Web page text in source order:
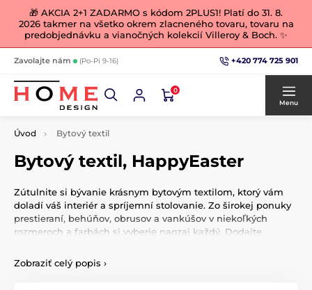
🎁 AKCIA 2+1 ZADARMO s kódom 2PLUS1! Platí do 31. 8.
2026 takmer na všetko okrem zlacneného tovaru, tovaru na
predobjednávku a vianočných kolekcií Villeroy & Boch. ✨
Zavolajte nám (Po-Pi 9-16) +420 774 725 901
0
Menu
Úvod Bytový textil
Bytový textil, HappyEaster
Zútulnite si bývanie krásnym bytovým textilom, ktorý vám
doladí váš interiér a spríjemní stolovanie. Zo širokej ponuky
prestieraní, behúňov, obrusov a vankúšov v niekoľkých
rozmeroch a farbách si vyberie naozaj každý. Dodajte
Zobraziť celý popis ›